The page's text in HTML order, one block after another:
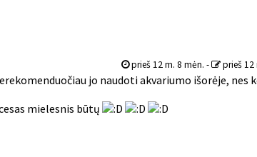
prieš 12 m. 8 mėn. - prieš 12
jo naudoti akvariumo išorėje, nes
mielesnis būtų